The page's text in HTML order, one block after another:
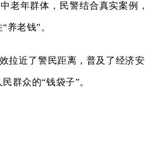
老年群体，民警结合真实案例
养老钱”。
拉近了警民距离，普及了经济
民群众的“钱袋子”。